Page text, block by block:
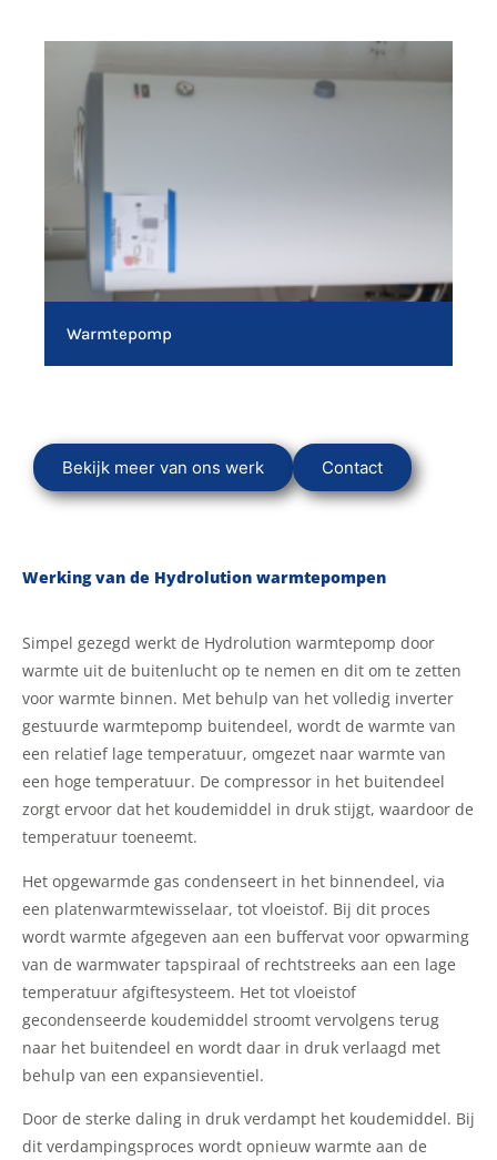
Plaatsen warmtepomp
Bekijk meer van ons werk Contact
Werking van de Hydrolution warmtepompen
Simpel gezegd werkt de Hydrolution warmtepomp door
warmte uit de buitenlucht op te nemen en dit om te zetten
voor warmte binnen. Met behulp van het volledig inverter
gestuurde warmtepomp buitendeel, wordt de warmte van
een relatief lage temperatuur, omgezet naar warmte van
een hoge temperatuur. De compressor in het buitendeel
zorgt ervoor dat het koudemiddel in druk stijgt, waardoor de
temperatuur toeneemt.
Het opgewarmde gas condenseert in het binnendeel, via
een platenwarmtewisselaar, tot vloeistof. Bij dit proces
wordt warmte afgegeven aan een buffervat voor opwarming
van de warmwater tapspiraal of rechtstreeks aan een lage
temperatuur afgiftesysteem. Het tot vloeistof
gecondenseerde koudemiddel stroomt vervolgens terug
naar het buitendeel en wordt daar in druk verlaagd met
behulp van een expansieventiel.
Door de sterke daling in druk verdampt het koudemiddel. Bij
dit verdampingsproces wordt opnieuw warmte aan de